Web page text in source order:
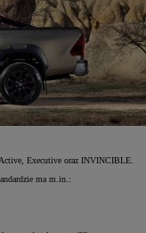
Executive oraz INVINCIBLE.
ma m.in.: